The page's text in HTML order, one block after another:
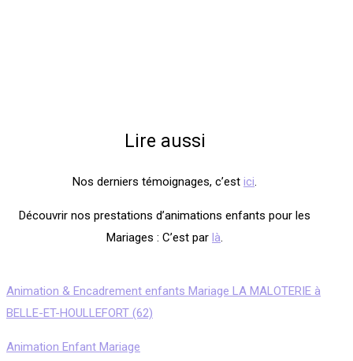
Lire aussi
Nos derniers témoignages, c’est ici.
Découvrir nos prestations d’animations enfants pour les
Mariages : C’est par là.
Animation & Encadrement enfants Mariage LA MALOTERIE à
BELLE-ET-HOULLEFORT (62)
Animation Enfant Mariage